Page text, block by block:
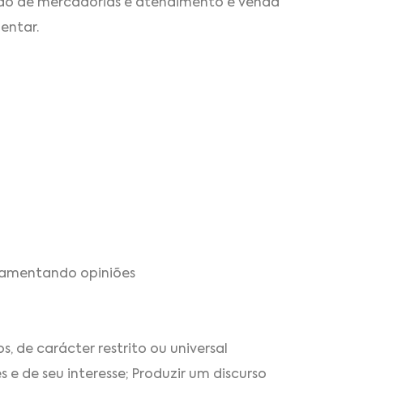
de mercadorias e atendimento e venda
opiniões
de carácter restrito ou universal
de seu interesse; Produzir um discurso